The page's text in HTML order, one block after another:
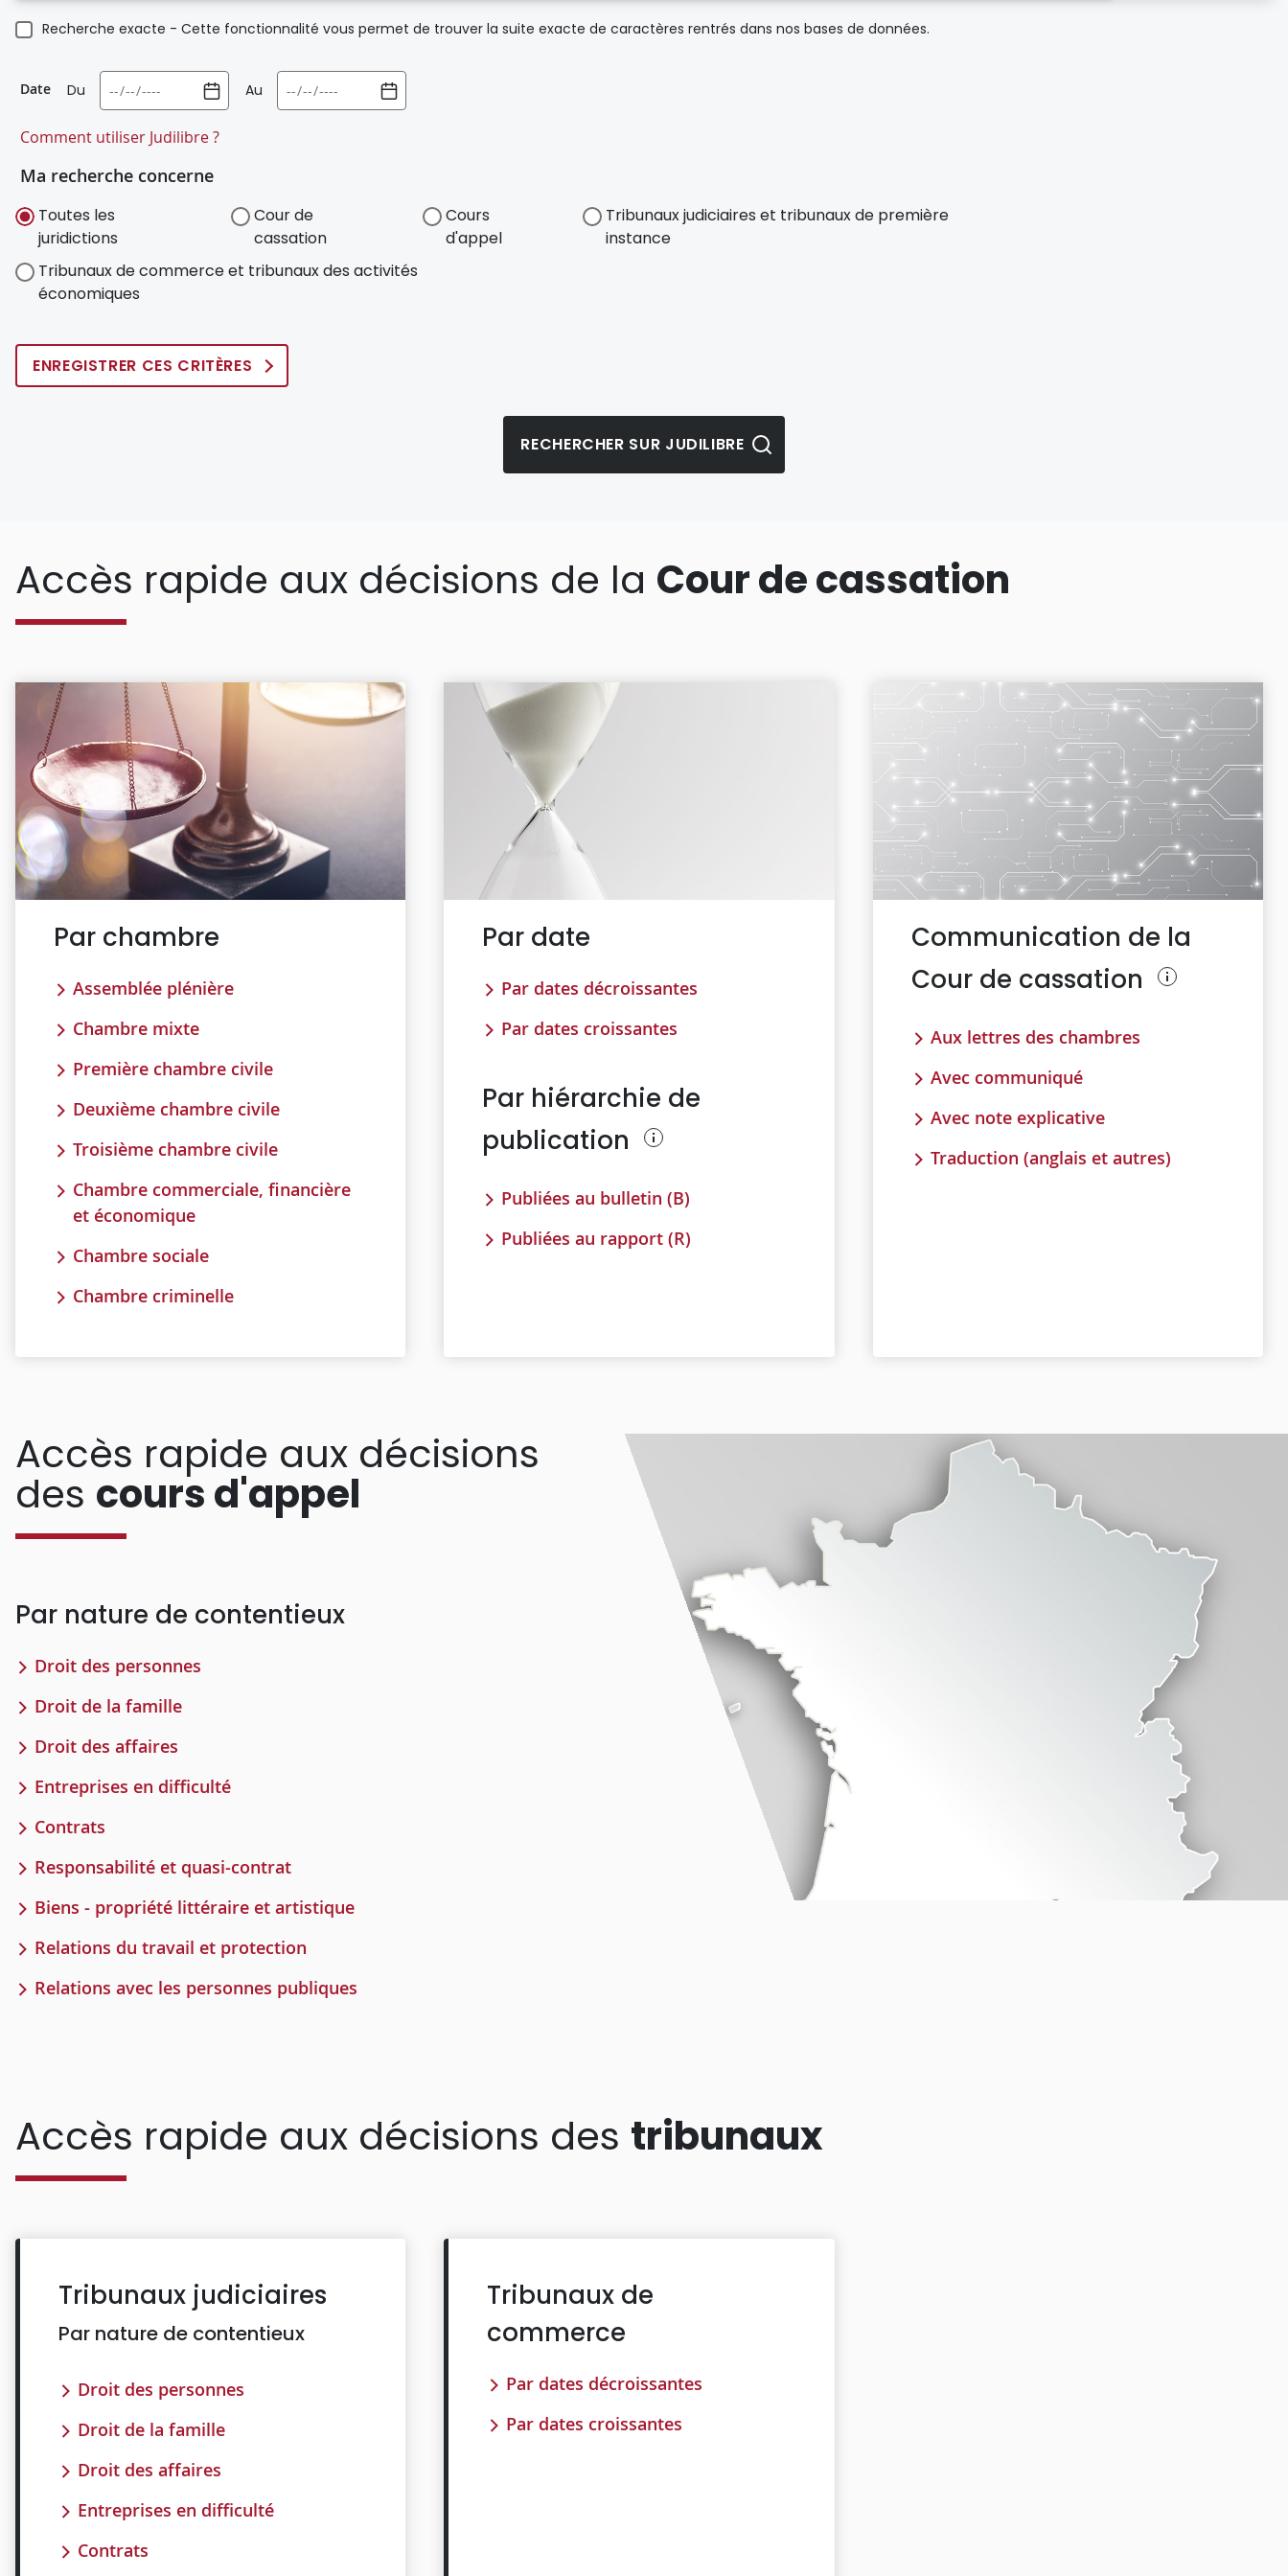
Recherche exacte - Cette fonctionnalité vous permet de trouver la suite exacte de caractères rentrés dans nos bases de données.
Date Du Au
Comment utiliser Judilibre ?
Ma recherche concerne
Toutes les
juridictions
Cour de
cassation
Cours
d'appel
Tribunaux judiciaires et tribunaux de première
instance
Tribunaux de commerce et tribunaux des activités
économiques
ENREGISTRER CES CRITÈRES
Accès rapide aux décisions de la Cour de cassation
Par chambre
Assemblée plénière
Chambre mixte
Première chambre civile
Deuxième chambre civile
Troisième chambre civile
Chambre commerciale, financière
et économique
Chambre sociale
Chambre criminelle
Par date
Par dates décroissantes
Par dates croissantes
Par hiérarchie de
publication
Publiées au bulletin (B)
Publiées au rapport (R)
Communication de la
Cour de cassation
Aux lettres des chambres
Avec communiqué
Avec note explicative
Traduction (anglais et autres)
Accès rapide aux décisions
des cours d'appel
Par nature de contentieux
Droit des personnes
Droit de la famille
Droit des affaires
Entreprises en difficulté
Contrats
Responsabilité et quasi-contrat
Biens - propriété littéraire et artistique
Relations du travail et protection
Relations avec les personnes publiques
Accès rapide aux décisions des tribunaux
Tribunaux judiciaires
Par nature de contentieux
Droit des personnes
Droit de la famille
Droit des affaires
Entreprises en difficulté
Contrats
Tribunaux de
commerce
Par dates décroissantes
Par dates croissantes